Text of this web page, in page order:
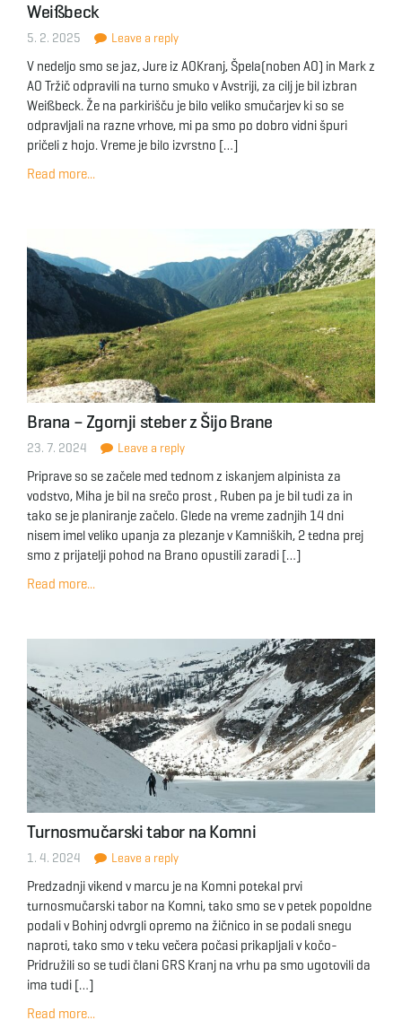
Weißbeck
5. 2. 2025 Leave a reply
V nedeljo smo se jaz, Jure iz AOKranj, Špela(noben AO) in Mark z
AO Tržič odpravili na turno smuko v Avstriji, za cilj je bil izbran
Weißbeck. Že na parkirišču je bilo veliko smučarjev ki so se
odpravljali na razne vrhove, mi pa smo po dobro vidni špuri
pričeli z hojo. Vreme je bilo izvrstno […]
Read more...
Brana – Zgornji steber z Šijo Brane
23. 7. 2024 Leave a reply
Priprave so se začele med tednom z iskanjem alpinista za
vodstvo, Miha je bil na srečo prost , Ruben pa je bil tudi za in
tako se je planiranje začelo. Glede na vreme zadnjih 14 dni
nisem imel veliko upanja za plezanje v Kamniških, 2 tedna prej
smo z prijatelji pohod na Brano opustili zaradi […]
Read more...
Turnosmučarski tabor na Komni
1. 4. 2024 Leave a reply
Predzadnji vikend v marcu je na Komni potekal prvi
turnosmučarski tabor na Komni, tako smo se v petek popoldne
podali v Bohinj odvrgli opremo na žičnico in se podali snegu
naproti, tako smo v teku večera počasi prikapljali v kočo-
Pridružili so se tudi člani GRS Kranj na vrhu pa smo ugotovili da
ima tudi […]
Read more...